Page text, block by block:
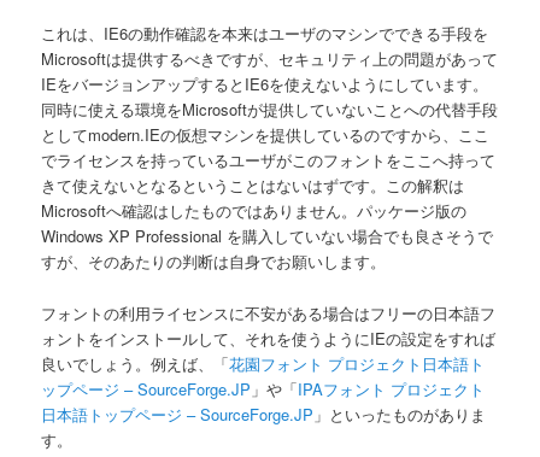
これは、IE6の動作確認を本来はユーザのマシンでできる手段を
Microsoftは提供するべきですが、セキュリティ上の問題があって
IEをバージョンアップするとIE6を使えないようにしています。
同時に使える環境をMicrosoftが提供していないことへの代替手段
としてmodern.IEの仮想マシンを提供しているのですから、ここ
でライセンスを持っているユーザがこのフォントをここへ持って
きて使えないとなるということはないはずです。この解釈は
Microsoftへ確認はしたものではありません。パッケージ版の
Windows XP Professional を購入していない場合でも良さそうで
すが、そのあたりの判断は自身でお願いします。
フォントの利用ライセンスに不安がある場合はフリーの日本語フ
ォントをインストールして、それを使うようにIEの設定をすれば
良いでしょう。例えば、「花園フォント プロジェクト日本語ト
ップページ – SourceForge.JP 」や「IPAフォント プロジェクト
日本語トップページ – SourceForge.JP 」といったものがありま
す。